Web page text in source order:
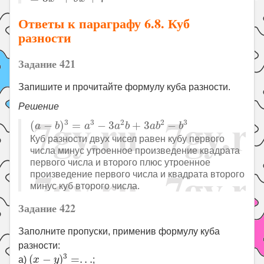
Ответы к параграфу 6.8. Куб
разности
Задание 421
Запишите и прочитайте формулу куба разности.
Решение
(a − b)3 = a3 − 3a2b + 3ab2 − b3
(a )3 = 3 b +3 2− b3
Куб разности двух чисел равен кубу первого
числа минус утроенное произведение квадрата
первого числа и второго плюс утроенное
произведение первого числа и квадрата второго
минус куб второго числа.
Задание 422
Заполните пропуски, применив формулу куба
разности:
а) (x − y)3 =. . .
( 3=
;